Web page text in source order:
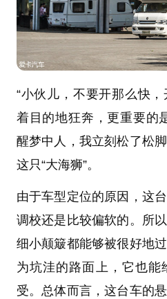
“小伙儿，不要开那么快
着目的地狂奔，更重要的
醒梦中人，我立刻松了松
这只“大海狮”。
由于车型定位的原因，这
调校还是比较偏软的。所
细小颠簸都能够被很好地
为坑洼的路面上，它也能
受。总体而言，这台车的